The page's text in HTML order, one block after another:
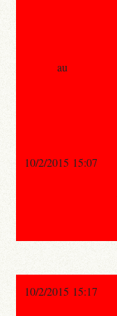
au
10/2/2015 15:07
10/2/2015 15:17